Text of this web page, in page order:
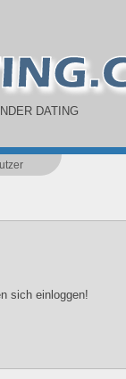
DATING
sich einloggen!